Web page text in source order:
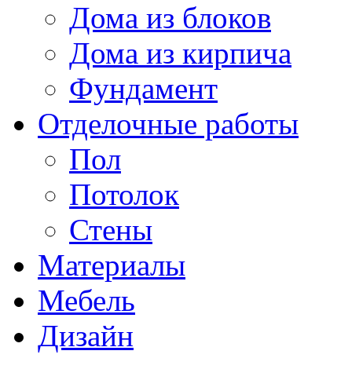
Дома из блоков
Дома из кирпича
Фундамент
Отделочные работы
Пол
Потолок
Стены
Материалы
Мебель
Дизайн